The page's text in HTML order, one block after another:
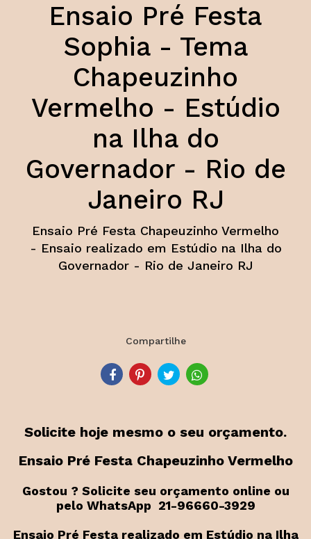
Ensaio Pré Festa
Sophia - Tema
Chapeuzinho
Vermelho - Estúdio
na Ilha do
Governador - Rio de
Janeiro RJ
Ensaio Pré Festa Chapeuzinho Vermelho
- Ensaio realizado em Estúdio na Ilha do
Governador - Rio de Janeiro RJ
Compartilhe
Solicite hoje mesmo o seu orçamento.
Ensaio Pré Festa Chapeuzinho Vermelho
Gostou ? Solicite seu orçamento online ou
pelo WhatsApp 21-96660-3929
Ensaio Pré Festa realizado em Estúdio na Ilha